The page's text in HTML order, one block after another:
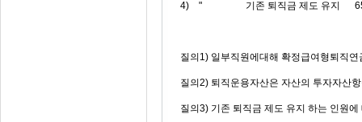
4) " 기존 퇴직금 제도 유지
질의1) 일부직원에대해 확정급여형퇴직
질의2) 퇴직운용자산은 자산의 투자자산
질의3) 기존 퇴직금 제도 유지 하는 인원